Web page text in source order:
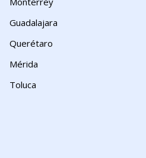
Guadalajara
Querétaro
Mérida
Toluca